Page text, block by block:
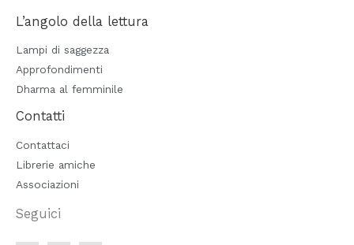
L’angolo della lettura
Lampi di saggezza
Approfondimenti
Dharma al femminile
Contatti
Contattaci
Librerie amiche
Associazioni
Seguici